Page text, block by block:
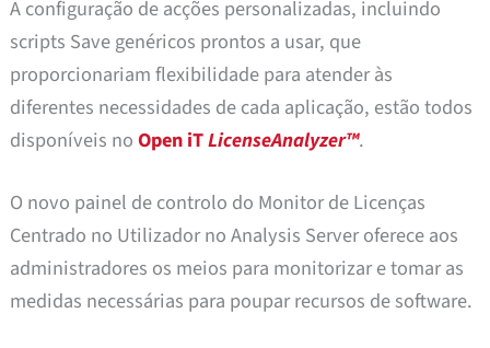
A configuração de acções personalizadas, incluindo
scripts Save genéricos prontos a usar, que
proporcionariam flexibilidade para atender às
diferentes necessidades de cada aplicação, estão todos
disponíveis noOpen iTLicenseAnalyzer™.
O novo painel de controlo do Monitor de Licenças
Centrado no Utilizador no Analysis Server oferece aos
administradores os meios para monitorizar e tomar as
medidas necessárias para poupar recursos de software.